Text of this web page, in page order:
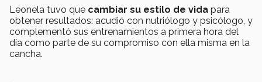
Leonela tuvo que cambiar su estilo de vida para
obtener resultados: acudió con nutriólogo y psicólogo, y
complementó sus entrenamientos a primera hora del
día como parte de su compromiso con ella misma en la
cancha.